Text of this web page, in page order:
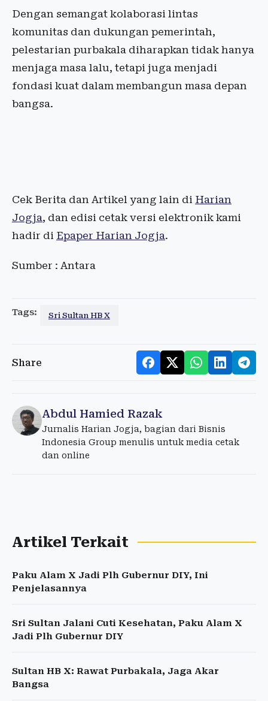
Dengan semangat kolaborasi lintas
komunitas dan dukungan pemerintah,
pelestarian purbakala diharapkan tidak hanya
menjaga masa lalu, tetapi juga menjadi
fondasi kuat dalam membangun masa depan
bangsa.
Cek Berita dan Artikel yang lain di Harian
Jogja, dan edisi cetak versi elektronik kami
hadir di Epaper Harian Jogja.
Sumber : Antara
Tags: Sri Sultan HB X
Share
Abdul Hamied Razak
Jurnalis Harian Jogja, bagian dari Bisnis
Indonesia Group menulis untuk media cetak
dan online
Artikel Terkait
Paku Alam X Jadi Plh Gubernur DIY, Ini
Penjelasannya
Sri Sultan Jalani Cuti Kesehatan, Paku Alam X
Jadi Plh Gubernur DIY
Sultan HB X: Rawat Purbakala, Jaga Akar
Bangsa